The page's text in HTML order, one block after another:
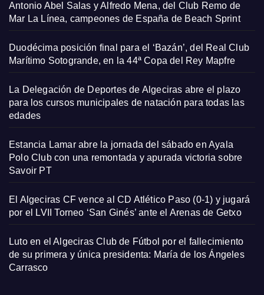
Antonio Abel Salas y Alfredo Mena, del Club Remo de
Mar La Línea, campeones de España de Beach Sprint
Duodécima posición final para el ‘Bazán’, del Real Club
Marítimo Sotogrande, en la 44ª Copa del Rey Mapfre
La Delegación de Deportes de Algeciras abre el plazo
para los cursos municipales de natación para todas las
edades
Estancia Lamar abre la jornada del sábado en Ayala
Polo Club con una remontada y apurada victoria sobre
Savoir PT
El Algeciras CF vence al CD Atlético Paso (0-1) y jugará
por el LVII Torneo ‘San Ginés’ ante el Arenas de Getxo
Luto en el Algeciras Club de Fútbol por el fallecimiento
de su primera y única presidenta: María de los Ángeles
Carrasco